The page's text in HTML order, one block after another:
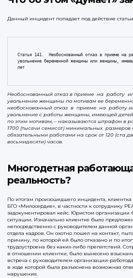
Данный инцидент попадает под действие
Статья 141.  Необоснованный отказ в приеме на
увольнение беременной женщины или женщины,
лет
Необоснованный отказ в приеме на работу
увольнение женщины по мотивам ее
необоснованный отказ в приеме на работу
увольнение с работы женщины, имеющей детей
по этим мотивам, – наказываются штрафом в
1700 (тысячи семисот) минимальных размеров
обязательными работами на срок от 120 (ста
восьмидесяти) часов.
Многодетная
реальность?
По итогам произошедшего инцидента,
БГО «Милосердие», в частности к сотруднику
задокументировал кейс. Юристом организации
ситуации. Изначально клиентке было
непосредственно с руководителем данной
отдела кадров. Он охотно пошел на контакт,
причину, по которой ей было отказано и по
трудоустроена без каких-либо препятствий.
в отношении клиентки, было вынесено
встреча с руководителем организации-
в ходе которой была разъяснена возможная
нарушения.